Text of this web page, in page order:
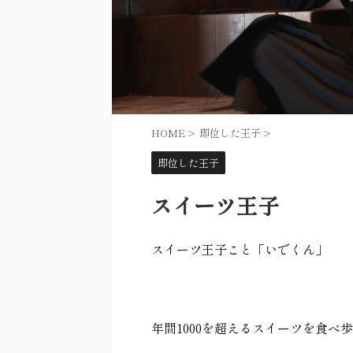
HOME > 即位した王子 >
即位した王子
スイーツ王子
スイーツ王子こと「いでくん」
年間1000を超えるスイーツを食べ